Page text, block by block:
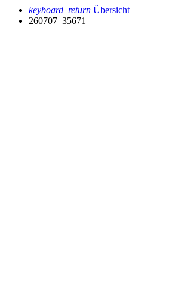
keyboard_return Übersicht
260707_35671